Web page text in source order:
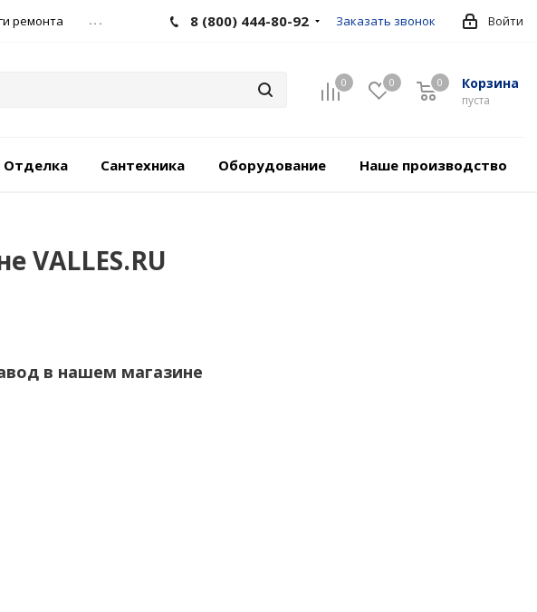
ремонта ... Войти
8 (800) 444-80-92 Заказать звонок
0 0 Корзина
пуста
0
Отделка Сантехника Оборудование Наше производство
VALLES.RU
в нашем магазине